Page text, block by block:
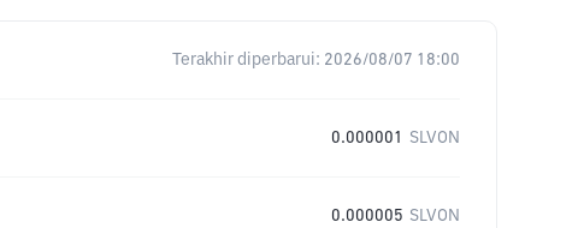
Terakhir diperbarui: 2026/08/07 18:00
0.000001 SLVON
0.000005 SLVON